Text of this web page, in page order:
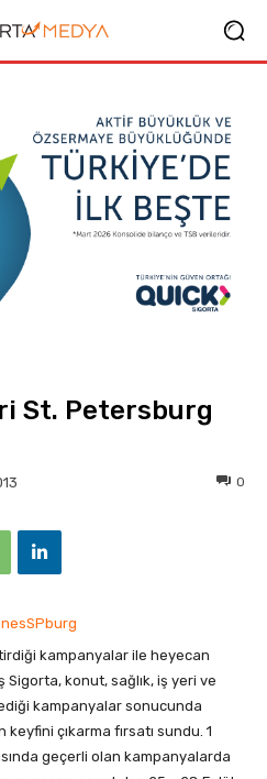
St. Petersburg
0
kampanyalar ile heyecan
konut, sağlık, iş yeri ve
kampanyalar sonucunda
çıkarma fırsatı sundu. 1
geçerli olan kampanyalarda